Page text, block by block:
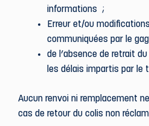
informations ;
Erreur et/ou
communiquées par le
de l’absence de retrait
les délais impartis par le
Aucun renvoi ni remplacement
cas de retour du colis non